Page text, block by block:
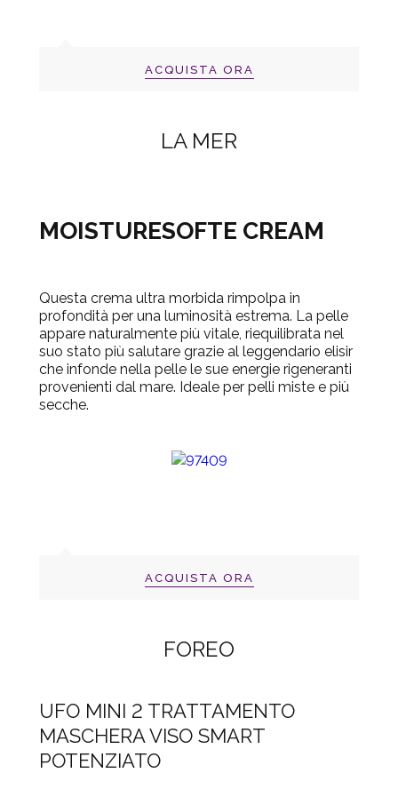
ACQUISTA ORA
LA MER
MOISTURESOFTE CREAM
Questa crema ultra morbida rimpolpa in
profondità per una luminosità estrema. La pelle
appare naturalmente più vitale, riequilibrata nel
suo stato più salutare grazie al leggendario elisir
che infonde nella pelle le sue energie rigeneranti
provenienti dal mare. Ideale per pelli miste e più
secche.
ACQUISTA ORA
FOREO
UFO MINI 2 TRATTAMENTO
MASCHERA VISO SMART
POTENZIATO